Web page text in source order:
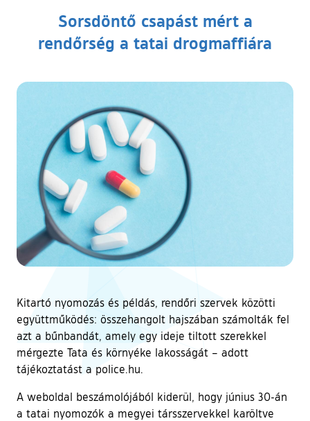
Sorsdöntő csapást mért a
rendőrség a tatai drogmaffiára
Kitartó nyomozás és példás, rendőri szervek közötti
együttműködés: összehangolt hajszában számolták fel
azt a bűnbandát, amely egy ideje tiltott szerekkel
mérgezte Tata és környéke lakosságát – adott
tájékoztatást a police.hu.
A weboldal beszámolójából kiderül, hogy június 30-án
a tatai nyomozók a megyei társszervekkel karöltve